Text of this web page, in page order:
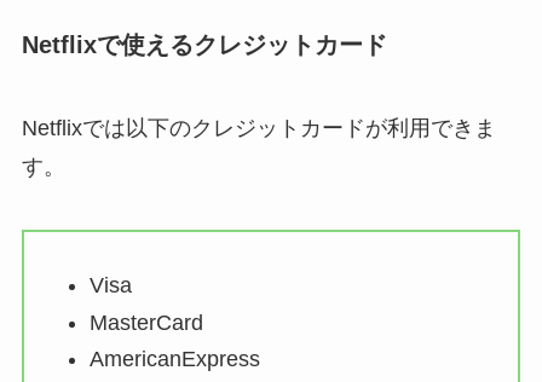
Netflixで使えるクレジットカード
Netflixでは以下のクレジットカードが利用できま
す。
Visa
MasterCard
AmericanExpress